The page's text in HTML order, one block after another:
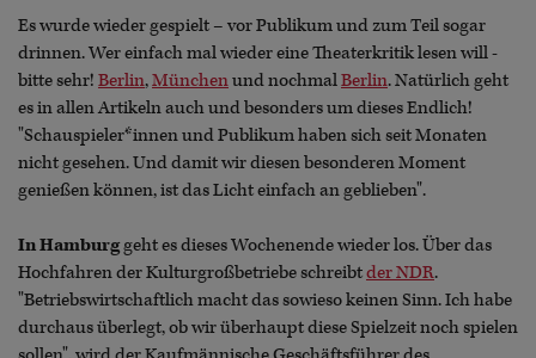
Es wurde wieder gespielt – vor Publikum und zum Teil sogar
drinnen. Wer einfach mal wieder eine Theaterkritik lesen will -
bitte sehr! Berlin,Münchenund nochmalBerlin. Natürlich geht
es in allen Artikeln auch und besonders um dieses Endlich!
"Schauspieler*innen und Publikum haben sich seit Monaten
nicht gesehen. Und damit wir diesen besonderen Moment
genießen können, ist das Licht einfach an geblieben".
In Hamburggeht es dieses Wochenende wieder los. Über das
Hochfahren der Kulturgroßbetriebe schreibtder NDR.
"Betriebswirtschaftlich macht das sowieso keinen Sinn. Ich habe
durchaus überlegt, ob wir überhaupt diese Spielzeit noch spielen